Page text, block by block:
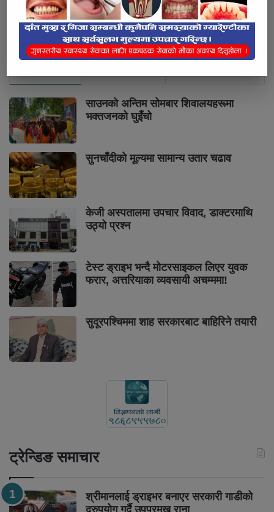
साउनको अन्तिम सोमबार शिवालयहरूमा
भक्तजनको घुइँचो
सुनचाँदीको मूल्यमा सामान्य उतार चढाव
केजी अस्पतालमा उपचार विवाद, डाक्टरमाथि
उठ्यो प्रश्न
टेस्ट ड्राइभ भन्दै मोटरसाइकल लिएर युवक
फरार, अत्तरियाका व्यवसायी अचम्ममा!
सुदूरपश्चिममा शाह सरकारबाट बाहिरिने तयारी
ट्रेन्डिङ समाचार
श्रीमानलाई ड्राइभर बनाएर सरकारी गाडीको